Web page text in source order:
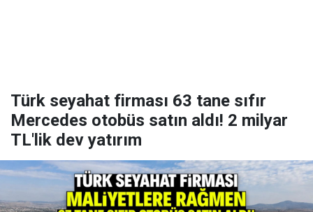
Türk seyahat firması 63 tane sıfır
Mercedes otobüs satın aldı! 2 milyar
TL'lik dev yatırım